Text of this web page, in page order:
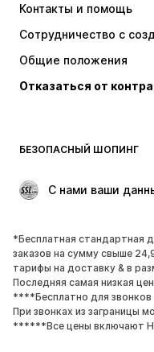
Куртки
Белье
Пальто
Поводы
ОБУВЬ
НОВИНКИ
Кроссовки и кеды
Лодочки и туфли на
Контакты и помощь
Сотрудничество с
Общие положения
Отказаться от
БЕЗОПАСНЫЙ ШОПИНГ
С нами ваши
*Бесплатная стандартная
заказов на сумму свыше
тарифы на доставку & в
Последняя самая низкая
****Бесплатно для звонков
При звонках из заграницы
******Все цены включают